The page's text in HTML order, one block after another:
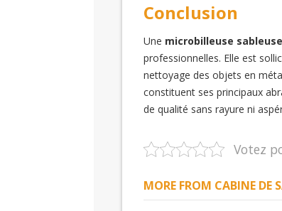
Conclusion
Une microbilleuse sableuse
professionnelles. Elle est
nettoyage des objets en
constituent ses principaux
de qualité sans rayure ni
Votez
MORE FROM CABINE DE